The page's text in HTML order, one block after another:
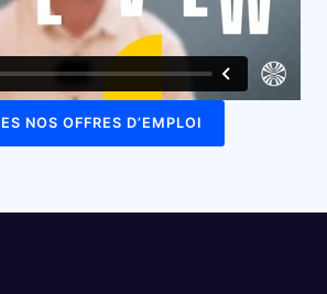
NOS OFFRES D’EMPLOI